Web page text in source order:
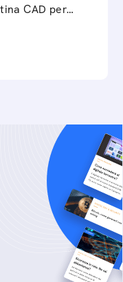
CAD per…